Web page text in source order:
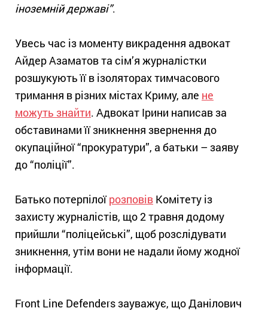
іноземній державі”.
Увесь час із моменту викрадення адвокат
Айдер Азаматов та сім’я журналістки
розшукують її в ізоляторах тимчасового
тримання в різних містах Криму, але не
можуть знайти. Адвокат Ірини написав за
обставинами її зникнення звернення до
окупаційної “прокуратури”, а батьки – заяву
до “поліції”.
Батько потерпілоїрозповів Комітету із
захисту журналістів, що 2 травня додому
прийшли “поліцейські”, щоб розслідувати
зникнення, утім вони не надали йому жодної
інформації.
Front Line Defenders зауважує, що Данілович